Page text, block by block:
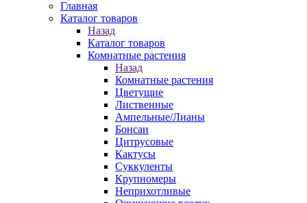
Главная
Каталог товаров
Назад
Каталог товаров
Комнатные растения
Назад
Комнатные растения
Цветущие
Лиственные
Ампельные/Лианы
Бонсаи
Цитрусовые
Кактусы
Суккуленты
Крупномеры
Неприхотливые